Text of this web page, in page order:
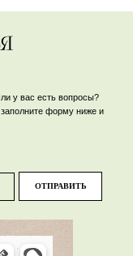
у вас есть вопросы?
форму ниже и
ОТПРАВИТЬ